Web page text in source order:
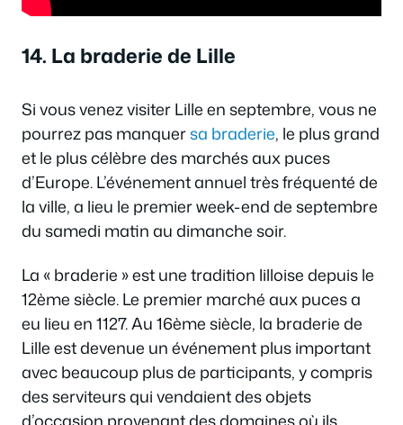
14. La braderie de Lille
Si vous venez visiter Lille en septembre, vous ne
pourrez pas manquersa braderie, le plus grand
et le plus célèbre des marchés aux puces
d’Europe. L’événement annuel très fréquenté de
la ville, a lieu le premier week-end de septembre
du samedi matin au dimanche soir.
La « braderie » est une tradition lilloise depuis le
12ème siècle. Le premier marché aux puces a
eu lieu en 1127. Au 16ème siècle, la braderie de
Lille est devenue un événement plus important
avec beaucoup plus de participants, y compris
des serviteurs qui vendaient des objets